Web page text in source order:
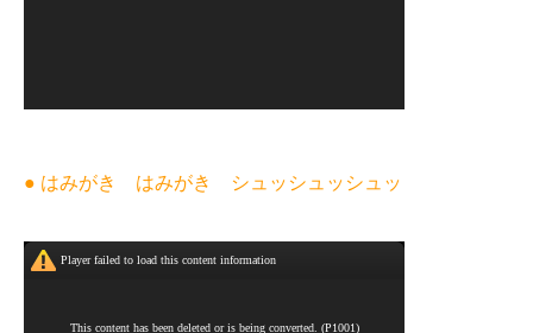
● はみがき はみがき シュッシュッシュッ